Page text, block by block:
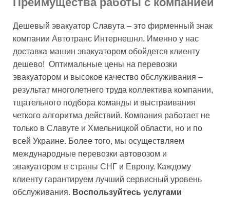
Дешевый эвакуатор Славута – это фирменный знак
компании Автотранс Интернешнл. Именно у нас
доставка машин эвакуатором обойдется клиенту
дешево! Оптимальные цены на перевозки
эвакуатором и высокое качество обслуживания –
результат многолетнего труда коллектива компании,
тщательного подбора команды и выстраивания
четкого алгоритма действий. Компания работает не
только в Славуте и Хмельницкой области, но и по
всей Украине. Более того, мы осуществляем
международные перевозки автовозом и
эвакуатором в страны СНГ и Европу. Каждому
клиенту гарантируем лучший сервисный уровень
обслуживания. Воспользуйтесь услугами